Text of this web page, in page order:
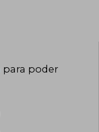
para poder